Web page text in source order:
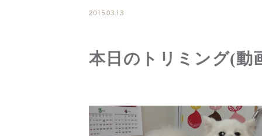
2015.03.13
本日のトリミング(動